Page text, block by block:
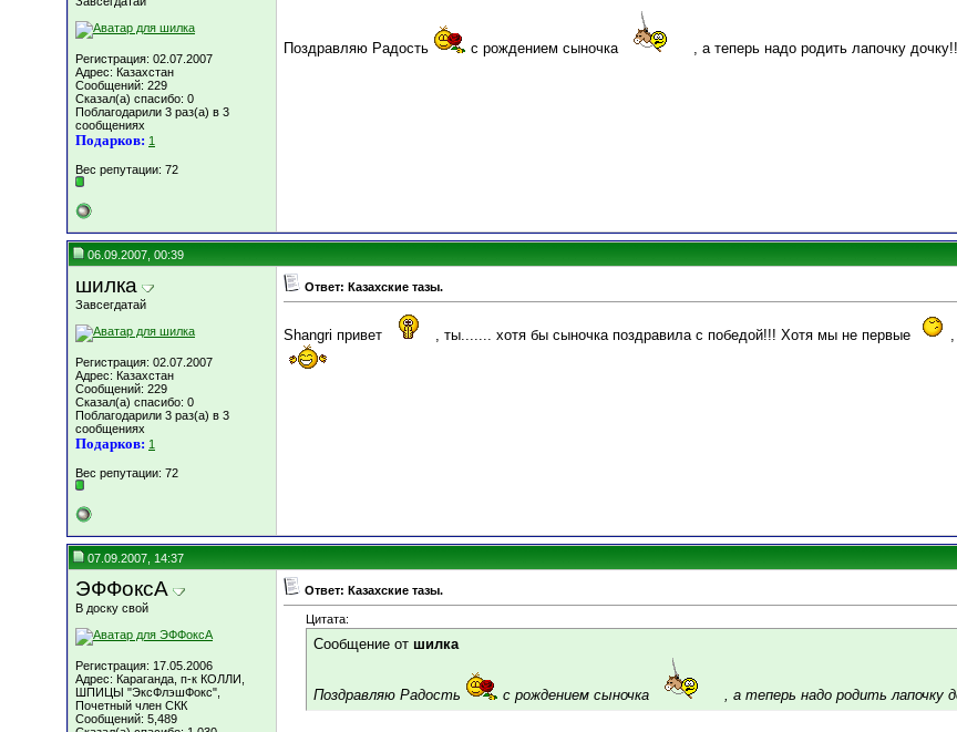
Регистрация: 02.07.2007
Адрес: Казахстан
Сообщений: 229
Сказал(а) спасибо: 0
Поблагодарили 3 раз(а) в 3
сообщениях
Подарков: 1
Вес репутации: 72
Поздравляю Радость с рождением сыночка , а теперь надо родить лапочку
06.09.2007, 00:39
шилка
Завсегдатай
Регистрация: 02.07.2007
Адрес: Казахстан
Сообщений: 229
Сказал(а) спасибо: 0
Поблагодарили 3 раз(а) в 3
сообщениях
Подарков: 1
Вес репутации: 72
Ответ: Казахские тазы.
Shangri привет , ты....... хотя бы сыночка поздравила с победой!!! Хотя мы не первые
07.09.2007, 14:37
ЭФФоксА
В доску свой
Регистрация: 17.05.2006
Адрес: Караганда, п-к КОЛЛИ,
ШПИЦЫ "ЭксФлэшФокс",
Почетный член СКК
Сообщений: 5,489
Ответ: Казахские тазы.
Цитата:
Сообщение от шилка
Поздравляю Радость с рождением сыночка , а теперь надо родить лапочку